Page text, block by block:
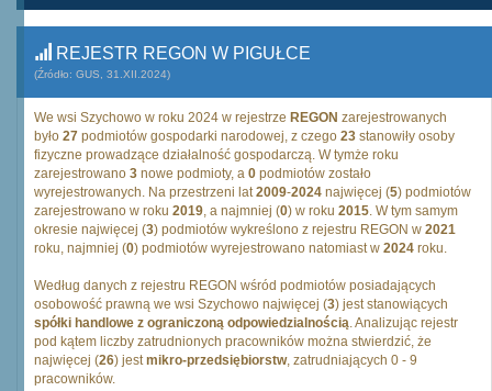
REJESTR REGON W PIGUŁCE
(Źródło: GUS, 31.XII.2024)
We wsi Szychowo w roku 2024 w rejestrze REGON zarejestrowanych
było 27 podmiotów gospodarki narodowej, z czego 23 stanowiły osoby
fizyczne prowadzące działalność gospodarczą. W tymże roku
zarejestrowano 3 nowe podmioty, a 0 podmiotów zostało
wyrejestrowanych. Na przestrzeni lat2009-2024 najwięcej (5) podmiotów
zarejestrowano w roku 2019, a najmniej (0) w roku 2015. W tym samym
okresie najwięcej (3) podmiotów wykreślono z rejestru REGON w 2021
roku, najmniej (0) podmiotów wyrejestrowano natomiast w 2024 roku.
Według danych z rejestru REGON wśród podmiotów posiadających
osobowość prawną we wsi Szychowo najwięcej (3) jest stanowiących
spółki handlowe z ograniczoną odpowiedzialnością. Analizując rejestr
pod kątem liczby zatrudnionych pracowników można stwierdzić, że
najwięcej (26) jestmikro-przedsiębiorstw, zatrudniających 0 - 9
pracowników.